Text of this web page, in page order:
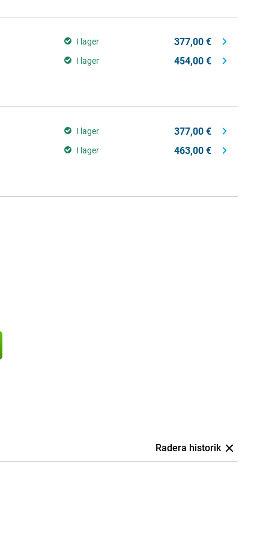
I lager 377,00 €
I lager 454,00 €
I lager 377,00 €
I lager 463,00 €
Radera historik